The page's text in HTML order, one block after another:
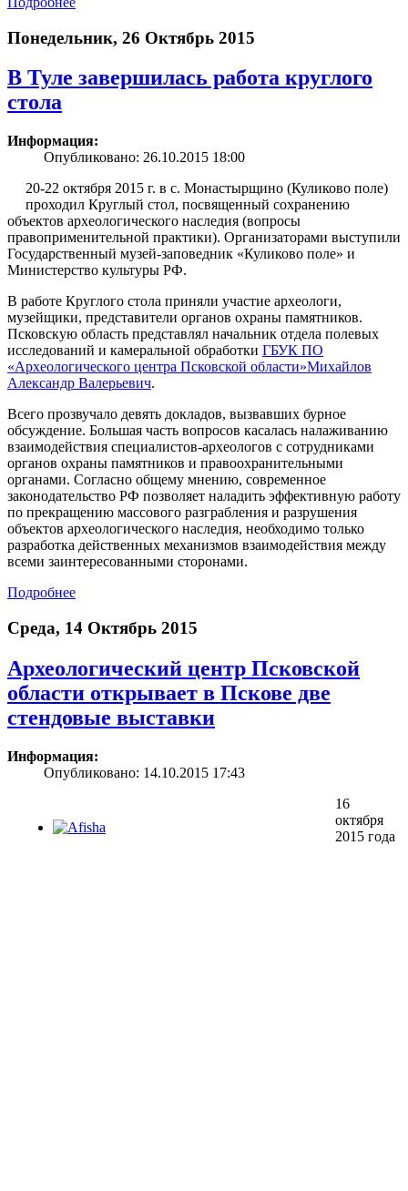
Понедельник, 26 Октябрь 2015
В Туле завершилась работа круглого
стола
Информация:
Опубликовано: 26.10.2015 18:00
20-22 октября 2015 г. в с. Монастырщино (Куликово поле)
проходил Круглый стол, посвященный сохранению
объектов археологического наследия (вопросы
правоприменительной практики). Организаторами выступили
Государственный музей-заповедник «Куликово поле» и
Министерство культуры РФ.
В работе Круглого стола приняли участие археологи,
музейщики, представители органов охраны памятников.
Псковскую область представлял начальник отдела полевых
исследований и камеральной обработки ГБУК ПО
«Археологического центра Псковской области»Михайлов
Александр Валерьевич.
Всего прозвучало девять докладов, вызвавших бурное
обсуждение. Большая часть вопросов касалась налаживанию
взаимодействия специалистов-археологов с сотрудниками
органов охраны памятников и правоохранительными
органами. Согласно общему мнению, современное
законодательство РФ позволяет наладить эффективную работу
по прекращению массового разграбления и разрушения
объектов археологического наследия, необходимо только
разработка действенных механизмов взаимодействия между
всеми заинтересованными сторонами.
Подробнее
Среда, 14 Октябрь 2015
Археологический центр Псковской
области открывает в Пскове две
стендовые выставки
Информация:
Опубликовано: 14.10.2015 17:43
16
октября
2015 года